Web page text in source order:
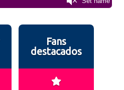
Fans
destacados